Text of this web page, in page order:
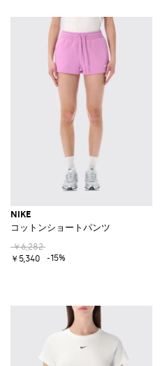
NIKE
コットンショートパンツ
￥6,282
￥5,340
-15%